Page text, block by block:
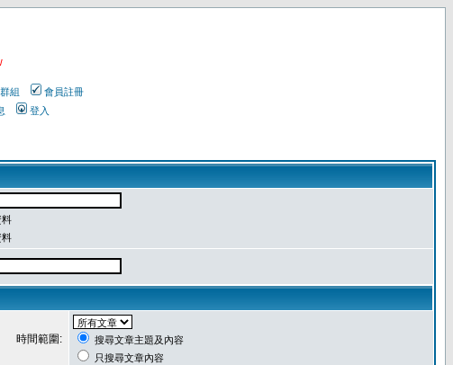
組
會員註冊
登入
料
料
時間範圍:
搜尋文章主題及內容
只搜尋文章內容